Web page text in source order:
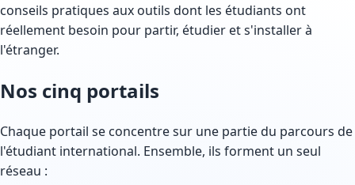
conseils pratiques aux outils dont les étudiants ont
réellement besoin pour partir, étudier et s'installer à
l'étranger.
Nos cinq portails
Chaque portail se concentre sur une partie du parcours de
l'étudiant international. Ensemble, ils forment un seul
réseau :